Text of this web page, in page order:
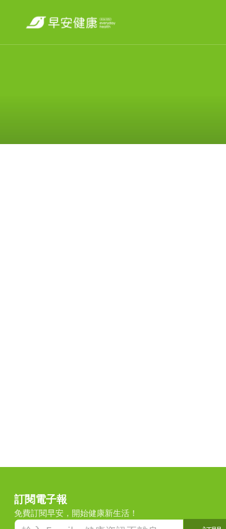
訂閱電子報
免費訂閱早安，開始健康新生活！